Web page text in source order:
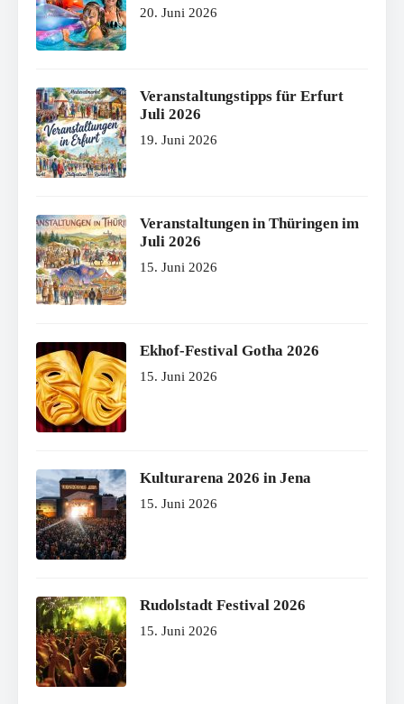
20. Juni 2026
Veranstaltungstipps für Erfurt
Juli 2026
19. Juni 2026
Veranstaltungen in Thüringen im
Juli 2026
15. Juni 2026
Ekhof-Festival Gotha 2026
15. Juni 2026
Kulturarena 2026 in Jena
15. Juni 2026
Rudolstadt Festival 2026
15. Juni 2026